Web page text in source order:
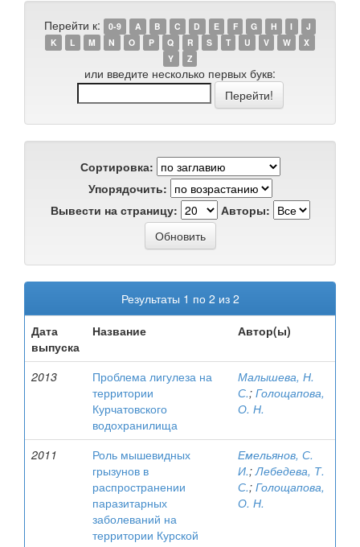
Перейти к: 0-9 A B C D E F G H I
J
K
L M N O P Q R S T U V W
X
Y
Z
или введите несколько первых букв:
Сортировка:
Упорядочить:
Вывести на страницу:
Авторы:
Результаты 1 по 2 из 2
Дата
выпуска
Название Автор(ы)
2013
Проблема лигулеза на
территории
Курчатовского
водохранилища
Малышева, Н.
С.; Голощапова,
О. Н.
2011
Роль мышевидных
грызунов в
распространении
паразитарных
заболеваний на
территории Курской
Емельянов, С.
И.;Лебедева, Т.
С.; Голощапова,
О. Н.